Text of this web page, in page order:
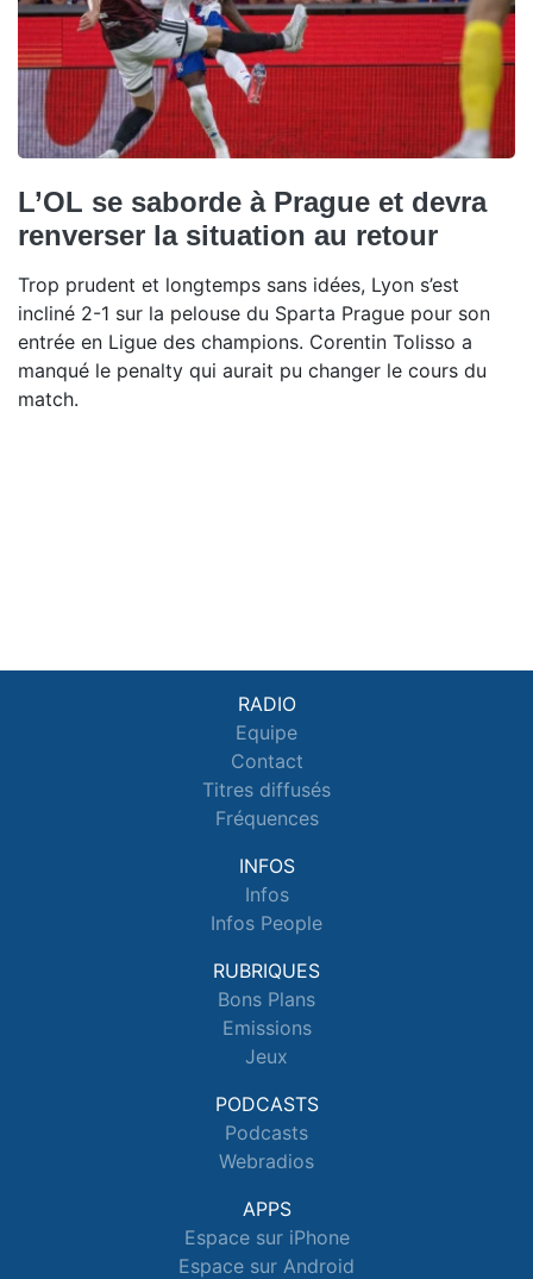
L’OL se saborde à Prague et devra
renverser la situation au retour
Trop prudent et longtemps sans idées, Lyon s’est
incliné 2-1 sur la pelouse du Sparta Prague pour son
entrée en Ligue des champions. Corentin Tolisso a
manqué le penalty qui aurait pu changer le cours du
match.
RADIO
Equipe
Contact
Titres diffusés
Fréquences
INFOS
Infos
Infos People
RUBRIQUES
Bons Plans
Emissions
Jeux
PODCASTS
Podcasts
Webradios
APPS
Espace sur iPhone
Espace sur Android